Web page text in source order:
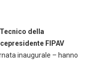
della
FIPAV
inaugurale – hanno